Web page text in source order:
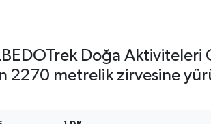
Doğa Aktiviteleri
2270 metrelik zirvesine